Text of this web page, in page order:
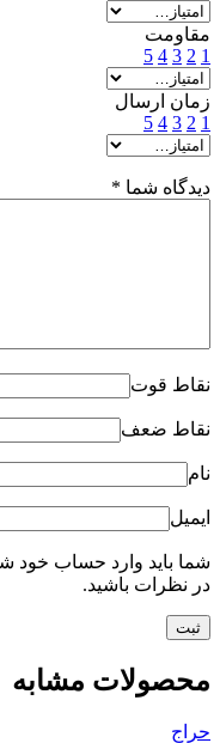
مقاومت
1
2
3
4
5
زمان ارسال
1
2
3
4
5
دیدگاه شما *
نقاط قوت
نقاط ضعف
نام
ایمیل
شما باید وارد حساب خود
در نظرات باشید.
محصولات مشابه
حراج